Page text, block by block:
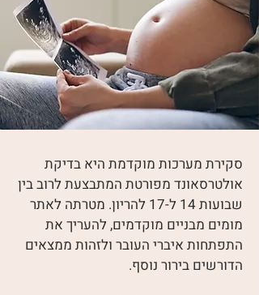
סקירת מערכות מוקדמת היא בדיקת
אולטרסאונד מפורטת המתבצעת לרוב בין
שבועות 14 ל-17 להריון. מטרתה לאתר
מומים מבניים מוקדמים, להעריך את
התפתחות איברי העובר ולזהות ממצאים
הדורשים בירור נוסף.